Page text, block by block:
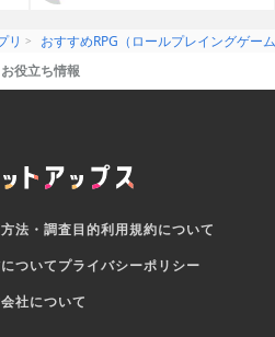
リ
おすすめRPG（ロールプレイングゲー
お役立ち情報
法・調査目的利用規約について
ついてプライバシーポリシー
社について